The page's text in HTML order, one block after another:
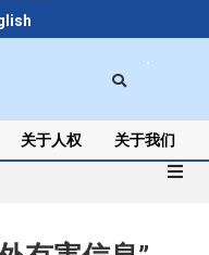
关于人权 关于我们